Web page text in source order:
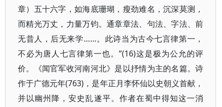
章）五十六字，如海底珊瑚，瘦劲难名，沉深莫测，
而精光万丈，力量万钧。通章章法、句法、字法、前
无昔人，后无来学……。此诗当为古今七言律第一，
不必为唐人七言律第一也。”(16)这是极为公允的评
价。《闻官军收河南河北》是以抒情为主的名篇。诗
作于广德元年(763)，是年正月李怀仙以史朝义首献，
并以幽州降，安史乱遂平。作者在蜀中得知这一消